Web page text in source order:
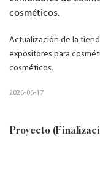
cosméticos.
Actualización de la
expositores para
cosméticos.
2026-06-17
Proyecto